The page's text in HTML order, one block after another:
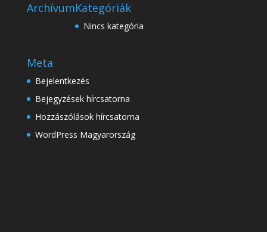
ArchívumKategóriák
Nincs kategória
Meta
Bejelentkezés
Bejegyzések hírcsatorna
Hozzászólások hírcsatorna
WordPress Magyarország